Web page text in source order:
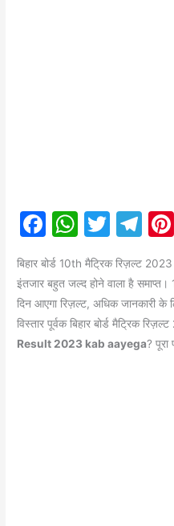
F
a
c
e
b
o
W
h
at
s
A
p
T
w
itt
er
T
e
gr
a
m
बिहार बोर्ड 10th मैट्रिक रिज़ल्ट 2023
इंतजार बहुत जल्द होने वाला है
दिन आएगा रिज़ल्ट, अधिक जानकारी के
विस्तार पूर्वक बिहार बोर्ड मैट्रिक
Result 2023 kab aayega?